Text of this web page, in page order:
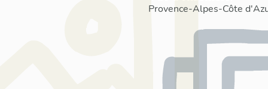
Provence-Alpes-Côte